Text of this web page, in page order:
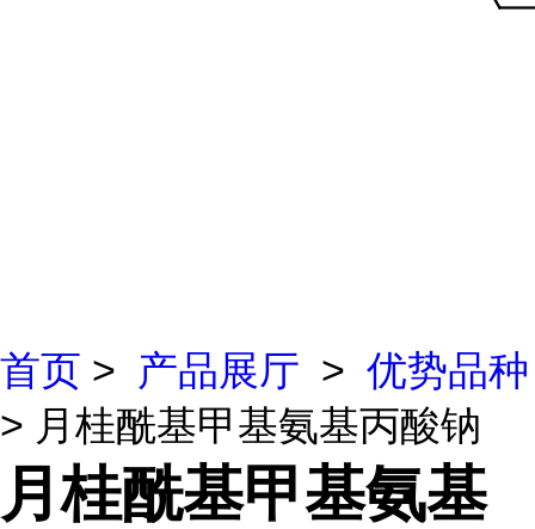
首页 > 产品展厅 > 优势品种
> 月桂酰基甲基氨基丙酸钠
月桂酰基甲基氨基